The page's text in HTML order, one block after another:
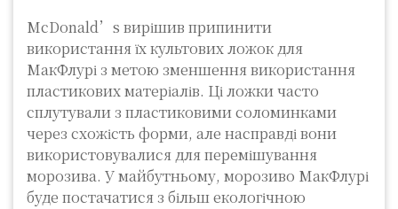
McDonald’s вирішив припинити
використання їх культових ложок для
МакФлурі з метою зменшення використання
пластикових матеріалів. Ці ложки часто
сплутували з пластиковими соломинками
через схожість форми, але насправді вони
використовувалися для перемішування
морозива. У майбутньому, морозиво МакФлурі
буде постачатися з більш екологічною